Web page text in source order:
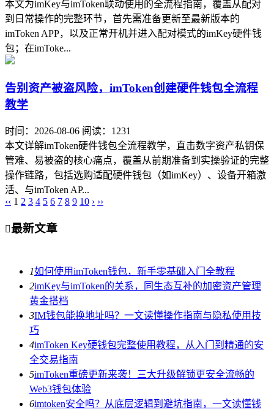
本文为imKey与imToken联动使用的全流程指南，覆盖从配对
到日常操作的完整环节，首先需准备更新至最新版本的
imToken APP，以及正常开机并进入配对模式的imKey硬件钱
包；在imToke...
告别资产被盗风险，imToken创建硬件钱包全流程
教学
时间：2026-08-06 阅读：1231
本文详解imToken硬件钱包全流程教学，直击数字资产私钥保
管难、易被盗的核心痛点，覆盖从前期准备到实操验证的完整
操作链路，包括选购适配硬件钱包（如imKey）、设备开箱激
活、与imToken AP...
‹‹ 1 2 3 4 5 6 7 8 9 10 › ››
最新文章
1如何使用imToken钱包，新手零基础入门全教程
2imKey与imToken的关系，同生态互补的加密资产管理
黄金搭档
3IM钱包能换地址吗？一文读懂操作指南与隐私使用技
巧
4imToken Key硬钱包完整使用教程，从入门到精通的安
全交易指南
5imToken重磅更新来袭！三大升级解锁更安全流畅的
Web3钱包体验
6imtoken安全吗？从底层逻辑到避坑指南，一文读懂钱